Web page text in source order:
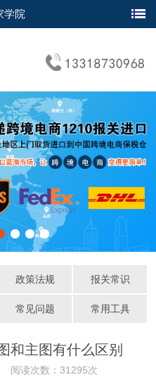
学院
政策法规 报关常识
常见问题 常用工具
和主图有什么区别
阅读次数：31295次